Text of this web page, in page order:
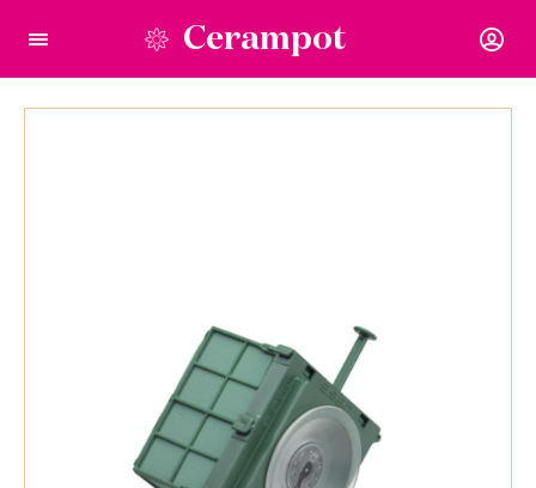
Cerampot